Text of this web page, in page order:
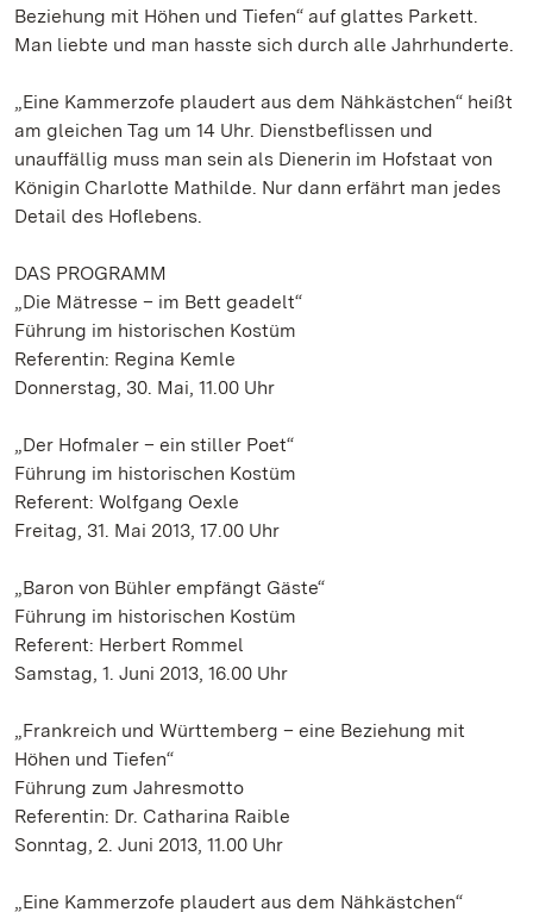
Beziehung mit Höhen und Tiefen“ auf glattes Parkett.
Man liebte und man hasste sich durch alle Jahrhunderte.
„Eine Kammerzofe plaudert aus dem Nähkästchen“ heißt
am gleichen Tag um 14 Uhr. Dienstbeflissen und
unauffällig muss man sein als Dienerin im Hofstaat von
Königin Charlotte Mathilde. Nur dann erfährt man jedes
Detail des Hoflebens.
DAS PROGRAMM
„Die Mätresse – im Bett geadelt“
Führung im historischen Kostüm
Referentin: Regina Kemle
Donnerstag, 30. Mai, 11.00 Uhr
„Der Hofmaler – ein stiller Poet“
Führung im historischen Kostüm
Referent: Wolfgang Oexle
Freitag, 31. Mai 2013, 17.00 Uhr
„Baron von Bühler empfängt Gäste“
Führung im historischen Kostüm
Referent: Herbert Rommel
Samstag, 1. Juni 2013, 16.00 Uhr
„Frankreich und Württemberg – eine Beziehung mit
Höhen und Tiefen“
Führung zum Jahresmotto
Referentin: Dr. Catharina Raible
Sonntag, 2. Juni 2013, 11.00 Uhr
„Eine Kammerzofe plaudert aus dem Nähkästchen“